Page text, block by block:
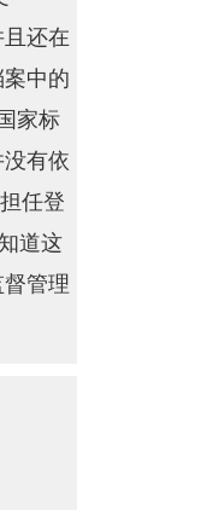
还在
中的
家标
有依
任登
道这
管理